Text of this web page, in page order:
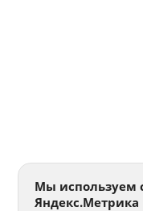
Мы используем
Яндекс.Метрика